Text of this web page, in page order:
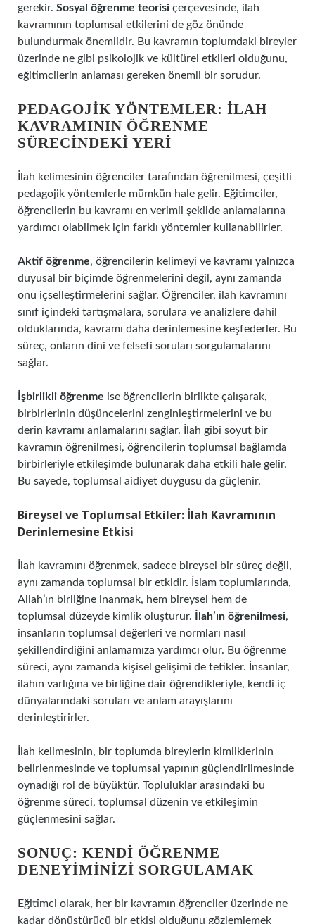
gerekir. Sosyal öğrenme teorisi çerçevesinde, ilah
kavramının toplumsal etkilerini de göz önünde
bulundurmak önemlidir. Bu kavramın toplumdaki bireyler
üzerinde ne gibi psikolojik ve kültürel etkileri olduğunu,
eğitimcilerin anlaması gereken önemli bir sorudur.
PEDAGOJIK YÖNTEMLER: İLAH
KAVRAMININ ÖĞRENME
SÜRECINDEKI YERI
İlah kelimesinin öğrenciler tarafından öğrenilmesi, çeşitli
pedagojik yöntemlerle mümkün hale gelir. Eğitimciler,
öğrencilerin bu kavramı en verimli şekilde anlamalarına
yardımcı olabilmek için farklı yöntemler kullanabilirler.
Aktif öğrenme, öğrencilerin kelimeyi ve kavramı yalnızca
duyusal bir biçimde öğrenmelerini değil, aynı zamanda
onu içselleştirmelerini sağlar. Öğrenciler, ilah kavramını
sınıf içindeki tartışmalara, sorulara ve analizlere dahil
olduklarında, kavramı daha derinlemesine keşfederler. Bu
süreç, onların dini ve felsefi soruları sorgulamalarını
sağlar.
İşbirlikli öğrenme ise öğrencilerin birlikte çalışarak,
birbirlerinin düşüncelerini zenginleştirmelerini ve bu
derin kavramı anlamalarını sağlar. İlah gibi soyut bir
kavramın öğrenilmesi, öğrencilerin toplumsal bağlamda
birbirleriyle etkileşimde bulunarak daha etkili hale gelir.
Bu sayede, toplumsal aidiyet duygusu da güçlenir.
Bireysel ve Toplumsal Etkiler: İlah Kavramının
Derinlemesine Etkisi
İlah kavramını öğrenmek, sadece bireysel bir süreç değil,
aynı zamanda toplumsal bir etkidir. İslam toplumlarında,
Allah’ın birliğine inanmak, hem bireysel hem de
toplumsal düzeyde kimlik oluşturur.
İlah’ın öğrenilmesi,
insanların toplumsal değerleri ve normları nasıl
şekillendirdiğini anlamamıza yardımcı olur. Bu öğrenme
süreci, aynı zamanda kişisel gelişimi de tetikler. İnsanlar,
ilahın varlığına ve birliğine dair öğrendikleriyle, kendi iç
dünyalarındaki soruları ve anlam arayışlarını
derinleştirirler.
İlah kelimesinin, bir toplumda bireylerin kimliklerinin
belirlenmesinde ve toplumsal yapının güçlendirilmesinde
oynadığı rol de büyüktür. Topluluklar arasındaki bu
öğrenme süreci, toplumsal düzenin ve etkileşimin
güçlenmesini sağlar.
SONUÇ: KENDI ÖĞRENME
DENEYIMINIZI SORGULAMAK
Eğitimci olarak, her bir kavramın öğrenciler üzerinde ne
kadar dönüştürücü bir etkisi olduğunu gözlemlemek